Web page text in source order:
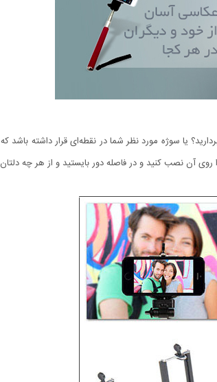
یا سوژه مورد نظر شما در نقطه‌ای قرار داشته باشد
آن نصب کنید و در فاصله دور بایستید و از هر چه